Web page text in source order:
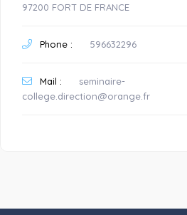
97200 FORT DE FRANCE
Phone : 596632296
Mail :
seminaire-
college.direction@orange.fr